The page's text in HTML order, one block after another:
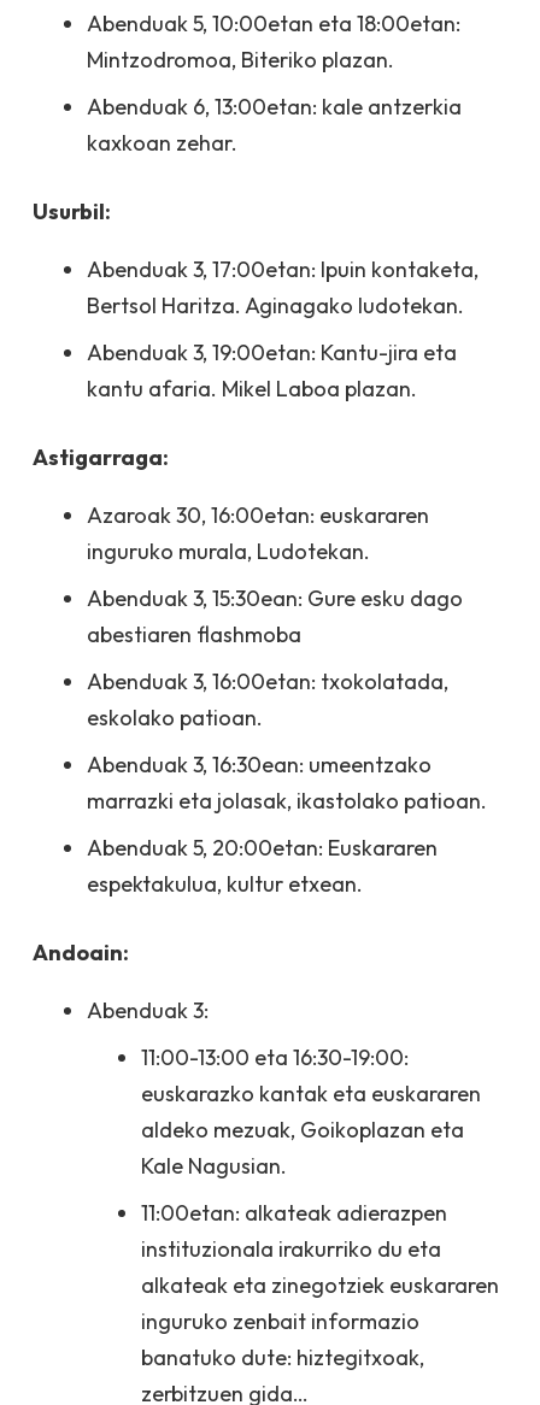
Abenduak 5, 10:00etan eta 18:00etan:
Mintzodromoa, Biteriko plazan.
Abenduak 6, 13:00etan: kale antzerkia
kaxkoan zehar.
Usurbil:
Abenduak 3, 17:00etan: Ipuin kontaketa,
Bertsol Haritza. Aginagako ludotekan.
Abenduak 3, 19:00etan: Kantu-jira eta
kantu afaria. Mikel Laboa plazan.
Astigarraga:
Azaroak 30, 16:00etan: euskararen
inguruko murala, Ludotekan.
Abenduak 3, 15:30ean: Gure esku dago
abestiaren flashmoba
Abenduak 3, 16:00etan: txokolatada,
eskolako patioan.
Abenduak 3, 16:30ean: umeentzako
marrazki eta jolasak, ikastolako patioan.
Abenduak 5, 20:00etan: Euskararen
espektakulua, kultur etxean.
Andoain:
Abenduak 3:
11:00-13:00 eta 16:30-19:00:
euskarazko kantak eta euskararen
aldeko mezuak, Goikoplazan eta
Kale Nagusian.
11:00etan: alkateak adierazpen
instituzionala irakurriko du eta
alkateak eta zinegotziek euskararen
inguruko zenbait informazio
banatuko dute: hiztegitxoak,
zerbitzuen gida…